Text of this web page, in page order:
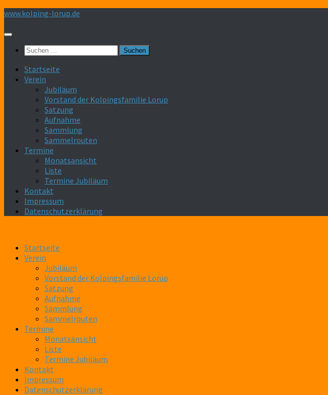
Zum
springen
www.kolping-lorup.de
Suchen
Startseite
Verein
Jubiläum
Vorstand der Kolpingsfamilie Lorup
Satzung
Aufnahme
Sammlung
Sammelrouten
Termine
Monatsansicht
Liste
Termine Jubiläum
Kontakt
Impressum
Datenschutzerklärung
Startseite
Verein
Jubiläum
Vorstand der Kolpingsfamilie Lorup
Satzung
Aufnahme
Sammlung
Sammelrouten
Termine
Monatsansicht
Liste
Termine Jubiläum
Kontakt
Impressum
Datenschutzerklärung